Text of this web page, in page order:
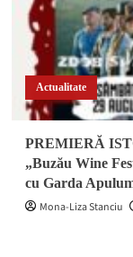
Actualitate
PREMIERĂ
„Buzău Wine
cu Garda
Mona-Liza Stanciu